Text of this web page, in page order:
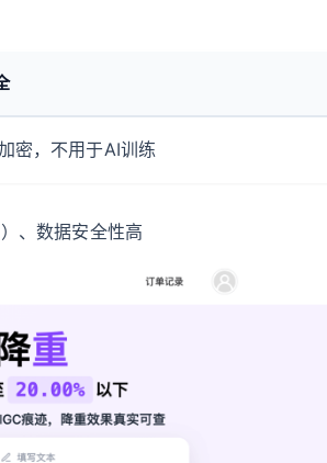
密，不用于AI训练
、数据安全性高